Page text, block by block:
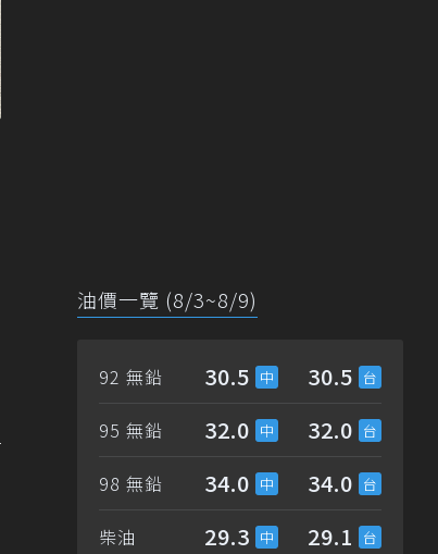
油價一覽 (8/3~8/9)
92 無鉛 30.5 30.5
95 無鉛 32.0 32.0
98 無鉛 34.0 34.0
柴油 29.3 29.1